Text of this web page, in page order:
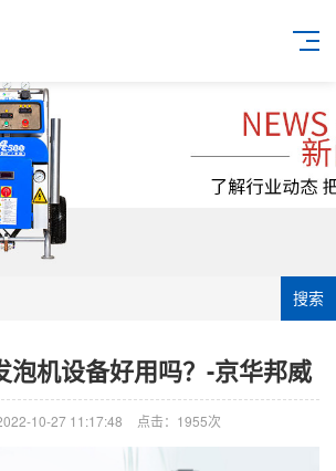
搜索
泡机设备好用吗？-京华邦威
10-27 11:17:48 点击：1955次